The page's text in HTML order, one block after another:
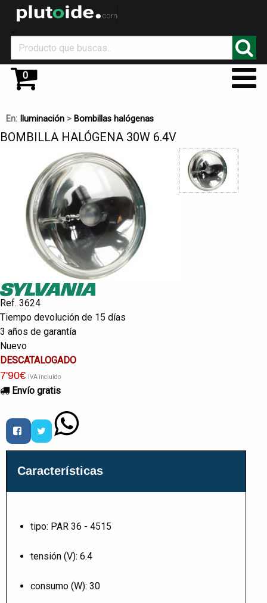
0
En: Iluminación > Bombillas halógenas
BOMBILLA HALÓGENA 30W 6.4V
Ref. 3624
Tiempo devolución de 15 días
3 años de garantía
Nuevo
DESCATALOGADO
7'90€ IVA incluido
Envío gratis
Características
tipo: PAR 36 - 4515
tensión (V): 6.4
consumo (W): 30